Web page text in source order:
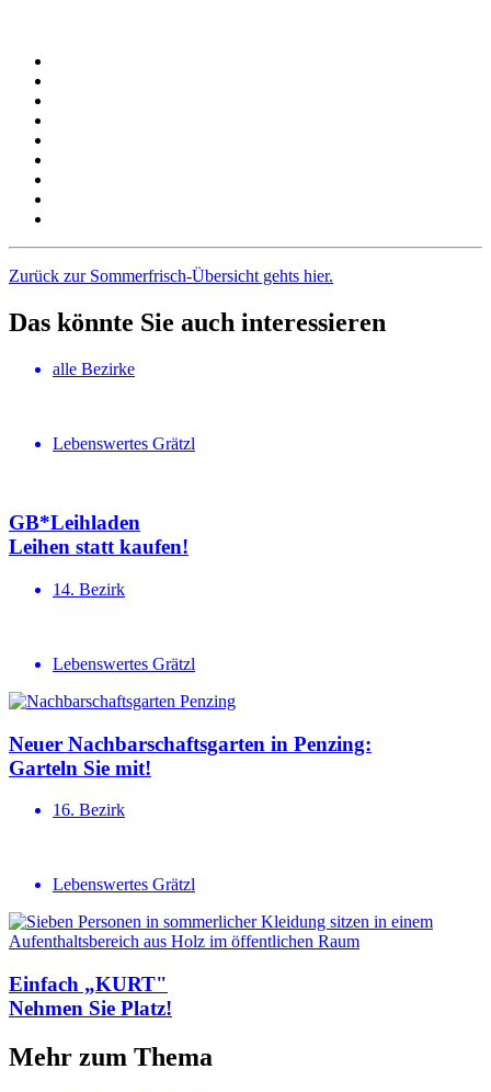
Zurück zur Sommerfrisch-Übersicht gehts hier.
Das könnte Sie auch interessieren
alle Bezirke
Lebenswertes Grätzl
GB*Leihladen
Leihen statt kaufen!
14. Bezirk
Lebenswertes Grätzl
Neuer Nachbar­schafts­garten in Penzing:
Garteln Sie mit!
16. Bezirk
Lebenswertes Grätzl
Einfach „KURT"
Nehmen Sie Platz!
Mehr zum Thema